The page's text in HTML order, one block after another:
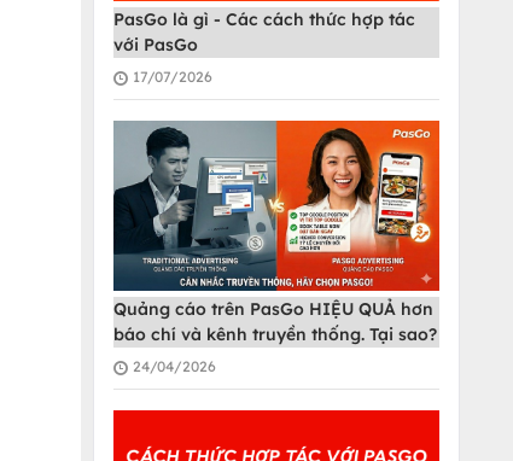
PasGo là gì - Các cách thức hợp tác
với PasGo
17/07/2026
Quảng cáo trên PasGo HIỆU QUẢ hơn
báo chí và kênh truyền thống. Tại sao?
24/04/2026